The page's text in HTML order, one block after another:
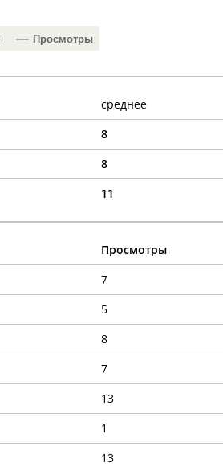
Просмотры
среднее
8
8
11
Просмотры
7
5
8
7
13
1
13